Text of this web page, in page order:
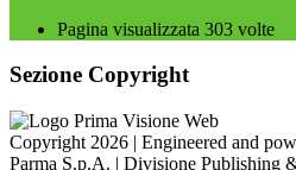
Pagina visualizzata 303 volte
Sezione Copyright
Copyright 2026 | Engineered and
Parma S.p.A. | Divisione Publishing